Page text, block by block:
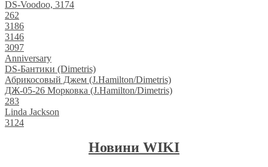
DS-Voodoo, 3174
262
3186
3146
3097
Anniversary
DS-Бантики (Dimetris)
Абрикосовый Джем (J.Hamilton/Dimetris)
ДЖ-05-26 Морковка (J.Hamilton/Dimetris)
283
Linda Jackson
3124
Новини WIKI